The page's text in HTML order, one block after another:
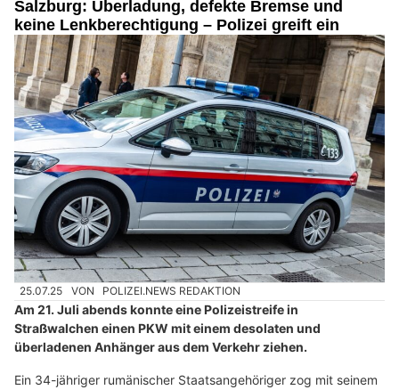
Salzburg: Überladung, defekte Bremse und
keine Lenkberechtigung – Polizei greift ein
25.07.25 VON POLIZEI.NEWS REDAKTION
Am 21. Juli abends konnte eine Polizeistreife in
Straßwalchen einen PKW mit einem desolaten und
überladenen Anhänger aus dem Verkehr ziehen.
Ein 34-jähriger rumänischer Staatsangehöriger zog mit seinem